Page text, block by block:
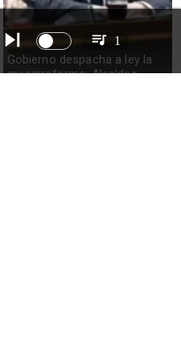
Gobierno despacha a ley la
megarreforma: Alcaldes
1